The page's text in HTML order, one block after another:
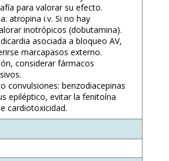
para valorar su efecto.
atropina i.v. Si no hay
inotrópicos (dobutamina).
asociada a bloqueo AV,
marcapasos externo.
considerar fármacos
convulsiones: benzodiacepinas
epiléptico, evitar la fenitoína
cardiotoxicidad.